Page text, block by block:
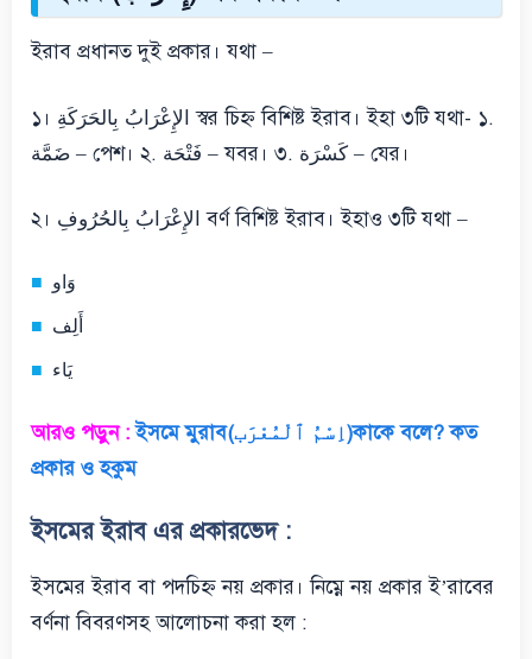
ইরাব প্রধানত দুই প্রকার। যথা –
১। الإِعْرَابُ بِالحَرَكَةِ স্বর চিহ্ন বিশিষ্ট ইরাব। ইহা ৩টি যথা- ১.
ضَمَّة – পেশ। ২. فَتْحَة – যবর। ৩. كَسْرَة – যের।
২। الإِعْرَابُ بِالحُرُوفِ বর্ণ বিশিষ্ট ইরাব। ইহাও ৩টি যথা –
وَاو
أَلِف
يَاء
আরও পড়ুন : ইসমে মুরাব(اِسْمُ ٱلْمُعْرَب)কাকে বলে? কত
প্রকার ও হকুম
ইসমের ইরাব এর প্রকারভেদ :
ইসমের ইরাব বা পদচিহ্ন নয় প্রকার। নিম্নে নয় প্রকার ই’রাবের
বর্ণনা বিবরণসহ আলোচনা করা হল :